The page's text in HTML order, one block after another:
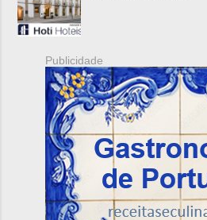
Publicidade